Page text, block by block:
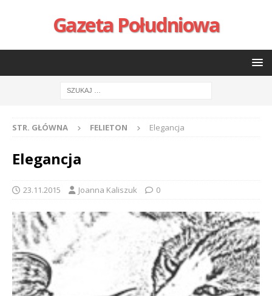
Gazeta Południowa
STR. GŁÓWNA FELIETON Elegancja
Elegancja
23.11.2015 Joanna Kaliszuk 0